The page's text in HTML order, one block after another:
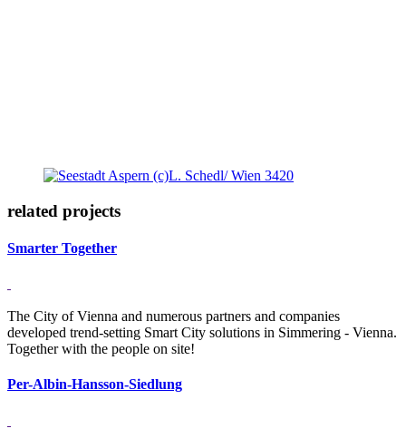
related projects
Smarter Together
The City of Vienna and numerous partners and companies
developed trend-setting Smart City solutions in Simmering - Vienna.
Together with the people on site!
Per-Albin-Hansson-Siedlung